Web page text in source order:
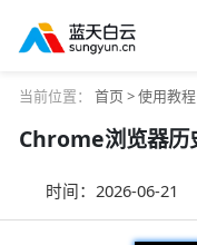
当前位置： 首页 >使用教程
时间：2026-06-21